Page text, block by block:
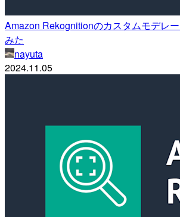
Amazon Rekognitionのカスタムモデレ
みた
nayuta
2024.11.05